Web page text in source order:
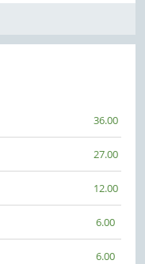
36.00
27.00
12.00
6.00
6.00